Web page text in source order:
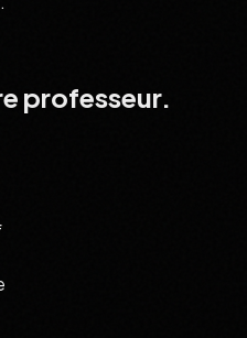
professeur.